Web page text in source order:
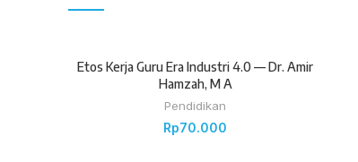
Etos Kerja Guru Era Industri 4.0 — Dr. Amir
Hamzah, M A
Pendidikan
Rp70.000